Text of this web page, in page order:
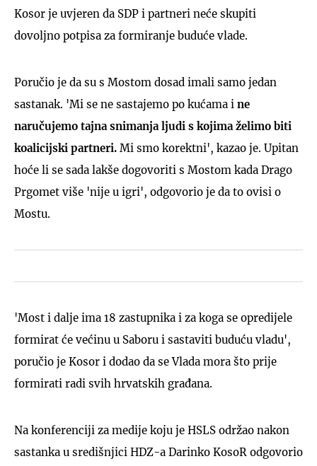
Kosor je uvjeren da SDP i partneri neće skupiti
dovoljno potpisa za formiranje buduće vlade.
Poručio je da su s Mostom dosad imali samo jedan
sastanak. 'Mi se ne sastajemo po kućama i ne
naručujemo tajna snimanja ljudi s kojima želimo biti
koalicijski partneri. Mi smo korektni', kazao je. Upitan
hoće li se sada lakše dogovoriti s Mostom kada Drago
Prgomet više 'nije u igri', odgovorio je da to ovisi o
Mostu.
'Most i dalje ima 18 zastupnika i za koga se opredijele
formirat će većinu u Saboru i sastaviti buduću vladu',
poručio je Kosor i dodao da se Vlada mora što prije
formirati radi svih hrvatskih građana.
Na konferenciji za medije koju je HSLS održao nakon
sastanka u središnjici HDZ-a Darinko KosoR odgovorio